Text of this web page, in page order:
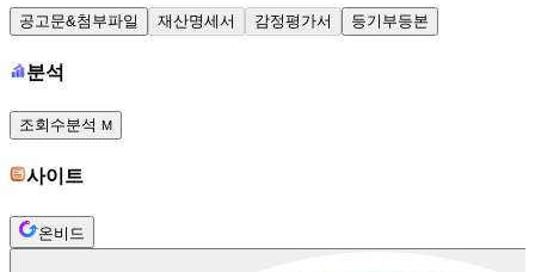
공고문&첨부파일 재산명세서 감정평가서 등기부등본
분석
조회수분석 M
사이트
온비드